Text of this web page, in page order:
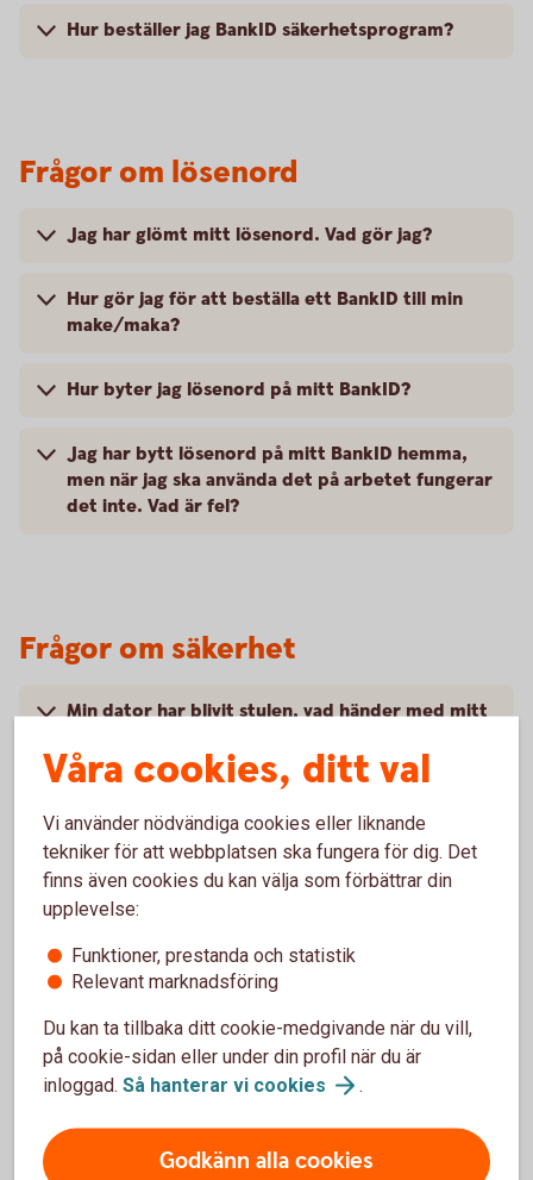
Hur beställer jag BankID säkerhetsprogram?
Frågor om lösenord
Jag har glömt mitt lösenord. Vad gör jag?
Hur gör jag för att beställa ett BankID till min
make/maka?
Hur byter jag lösenord på mitt BankID?
Jag har bytt lösenord på mitt BankID hemma,
men när jag ska använda det på arbetet fungerar
det inte. Vad är fel?
Frågor om säkerhet
Min dator har blivit stulen, vad händer med mitt
händer med mitt BankID?
Hur säkert är BankID på fil?
Hur kan jag säkert logga ut när jag har använt
BankID?
Kan det finnas kvar information på datorn om
ärenden jag utfört med mitt BankID?
Våra cookies, ditt val
Vi använder nödvändiga cookies eller liknande
tekniker för att webbplatsen ska fungera för dig. Det
finns även cookies du kan välja som förbättrar din
upplevelse:
Funktioner, prestanda och statistik
Relevant marknadsföring
Du kan ta tillbaka ditt cookie-medgivande när du vill,
på cookie-sidan eller under din profil när du är
inloggad. Så hanterar vi cookies .
Godkänn alla cookies